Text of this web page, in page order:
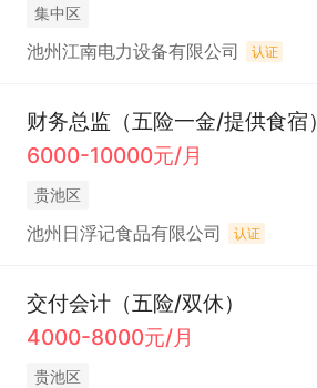
集中区
池州江南电力设备有限公司 认证
财务总监（五险一金/提供食宿）
6000-10000元/月
贵池区
池州日浮记食品有限公司 认证
交付会计（五险/双休）
4000-8000元/月
贵池区